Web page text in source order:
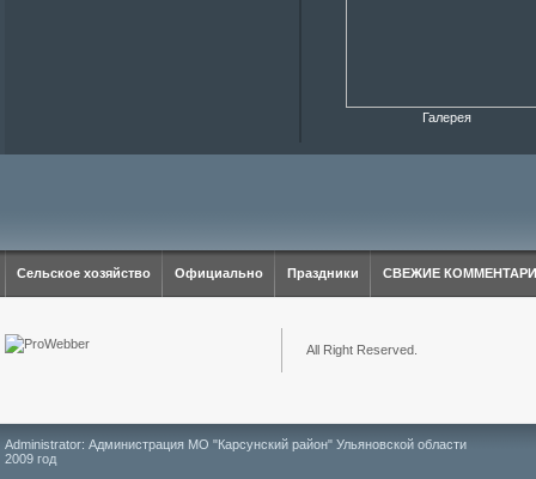
Галерея
Сельское хозяйство Официально Праздники СВЕЖИЕ
All Right Reserved.
Administrator: Администрация МО "Карсунский район" Ульяновской области
2009 год